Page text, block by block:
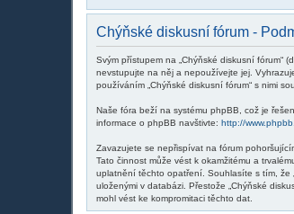
Chýňské diskusní fórum -
Svým přístupem na „Chýňské diskusní fórum“
nevstupujte na něj a nepoužívejte jej.
používáním „Chýňské diskusní fórum“ s nimi
Naše fóra beží na systému phpBB, což je
informace o phpBB navštivte: http://
Zavazujete se nepřispívat na fórum
Tato činnost může vést k okamžitému a
uplatnění těchto opatření. Souhlasíte s tím, že
uloženými v databázi. Přestože „Chýňské
mohl vést ke kompromitaci těchto dat.